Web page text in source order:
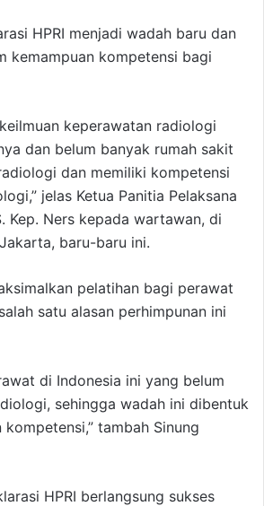
HPRI menjadi wadah baru dan
kemampuan kompetensi bagi
keperawatan radiologi
dan belum banyak rumah sakit
dan memiliki kompetensi
jelas Ketua Panitia Pelaksana
Kep. Ners kepada wartawan, di
baru-baru ini.
pelatihan bagi perawat
satu alasan perhimpunan ini
di Indonesia ini yang belum
sehingga wadah ini dibentuk
tambah Sinung
HPRI berlangsung sukses